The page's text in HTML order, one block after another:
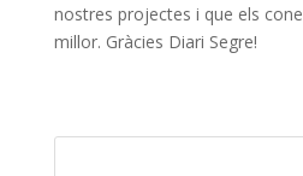
nostres projectes i que els
millor. Gràcies Diari Segre!